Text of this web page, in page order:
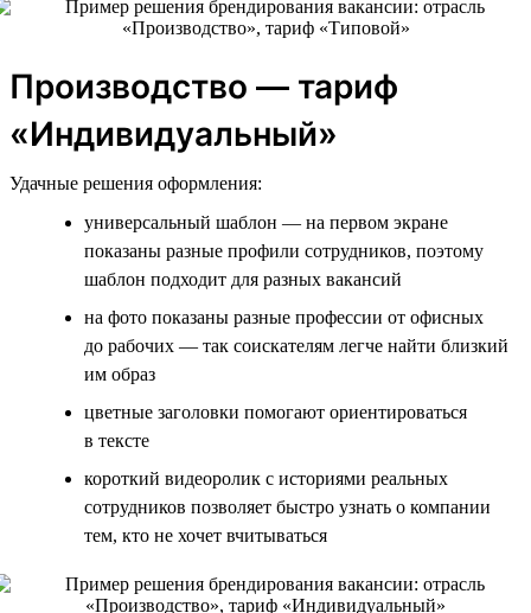
Производство — тариф
«Индивидуальный»
Удачные решения оформления:
универсальный шаблон — на первом экране
показаны разные профили сотрудников, поэтому
шаблон подходит для разных вакансий
на фото показаны разные профессии от офисных
до рабочих — так соискателям легче найти близкий
им образ
цветные заголовки помогают ориентироваться
в тексте
короткий видеоролик с историями реальных
сотрудников позволяет быстро узнать о компании
тем, кто не хочет вчитываться